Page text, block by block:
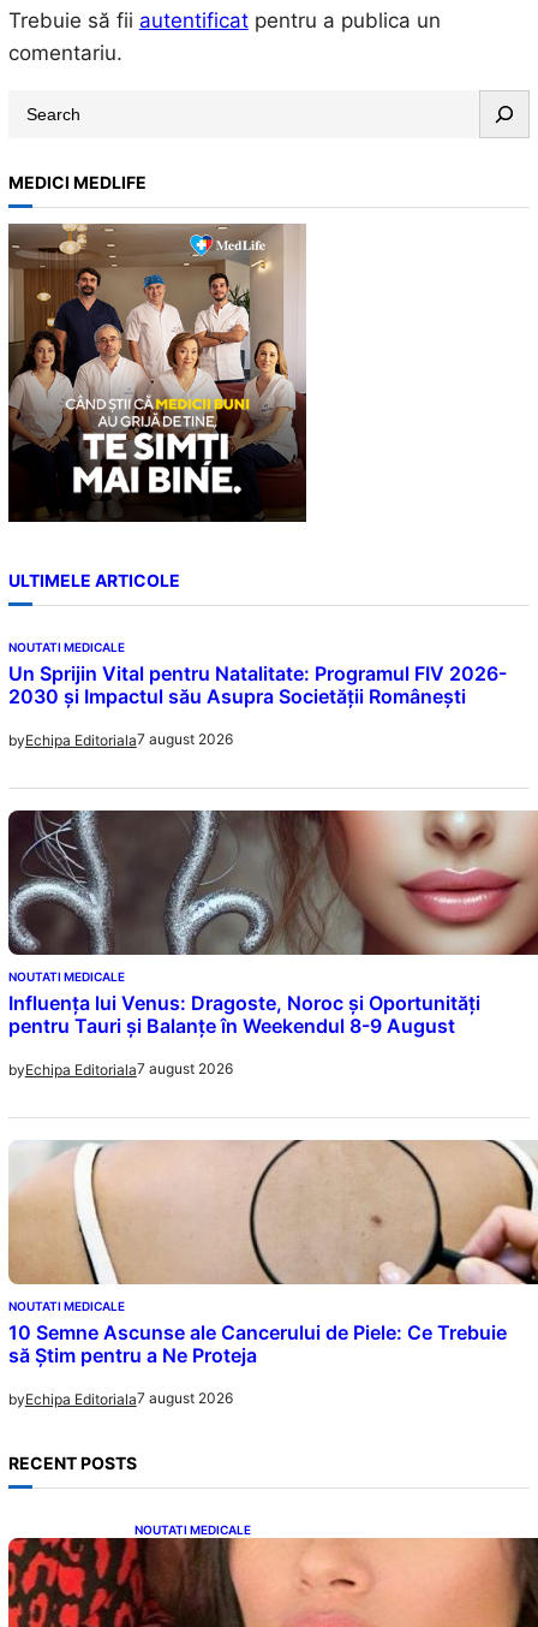
Trebuie să fii autentificatpentru a publica un
comentariu.
a
r
c
h
MEDICI MEDLIFE
ULTIMELE ARTICOLE
NOUTATI MEDICALE
Un Sprijin Vital pentru Natalitate: Programul FIV 2026-
2030 și Impactul său Asupra Societății Românești
byEchipa Editoriala7 august 2026
NOUTATI MEDICALE
Influența lui Venus: Dragoste, Noroc și Oportunități
pentru Tauri și Balanțe în Weekendul 8-9 August
byEchipa Editoriala7 august 2026
NOUTATI MEDICALE
10 Semne Ascunse ale Cancerului de Piele: Ce Trebuie
să Știm pentru a Ne Proteja
byEchipa Editoriala7 august 2026
RECENT POSTS
NOUTATI MEDICALE
Alina Pușcău și Lupta cu Metastaza: O
Poveste de Curaj și Inspirație